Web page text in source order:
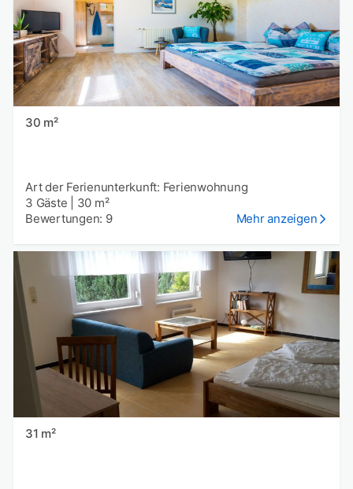
30 m²
Art der Ferienunterkunft: Ferienwohnung
3 Gäste
30 m²
Bewertungen: 9
Mehr anzeigen
31 m²